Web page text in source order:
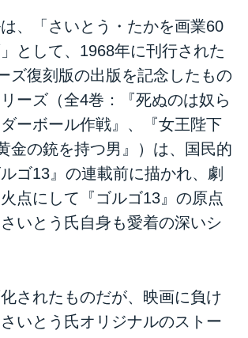
、「さいとう・たかを画業60
として、1968年に刊行された
ズ復刻版の出版を記念したもの
ーズ（全4巻：『死ぬのは奴ら
ーボール作戦』、『女王陛下
金の銃を持つ男』）は、国民的
ゴ13』の連載前に描かれ、劇
点にして『ゴルゴ13』の原点
いとう氏自身も愛着の深いシ
されたものだが、映画に負け
いとう氏オリジナルのストー